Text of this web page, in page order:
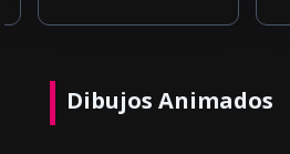
Dibujos Animados